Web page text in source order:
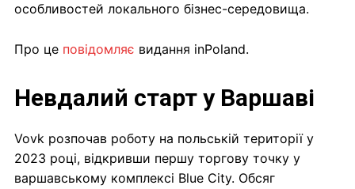
особливостей локального бізнес-середовища.
Про це повідомляє видання inPoland.
Невдалий старт у Варшаві
Vovk розпочав роботу на польській території у
2023 році, відкривши першу торгову точку у
варшавському комплексі Blue City. Обсяг